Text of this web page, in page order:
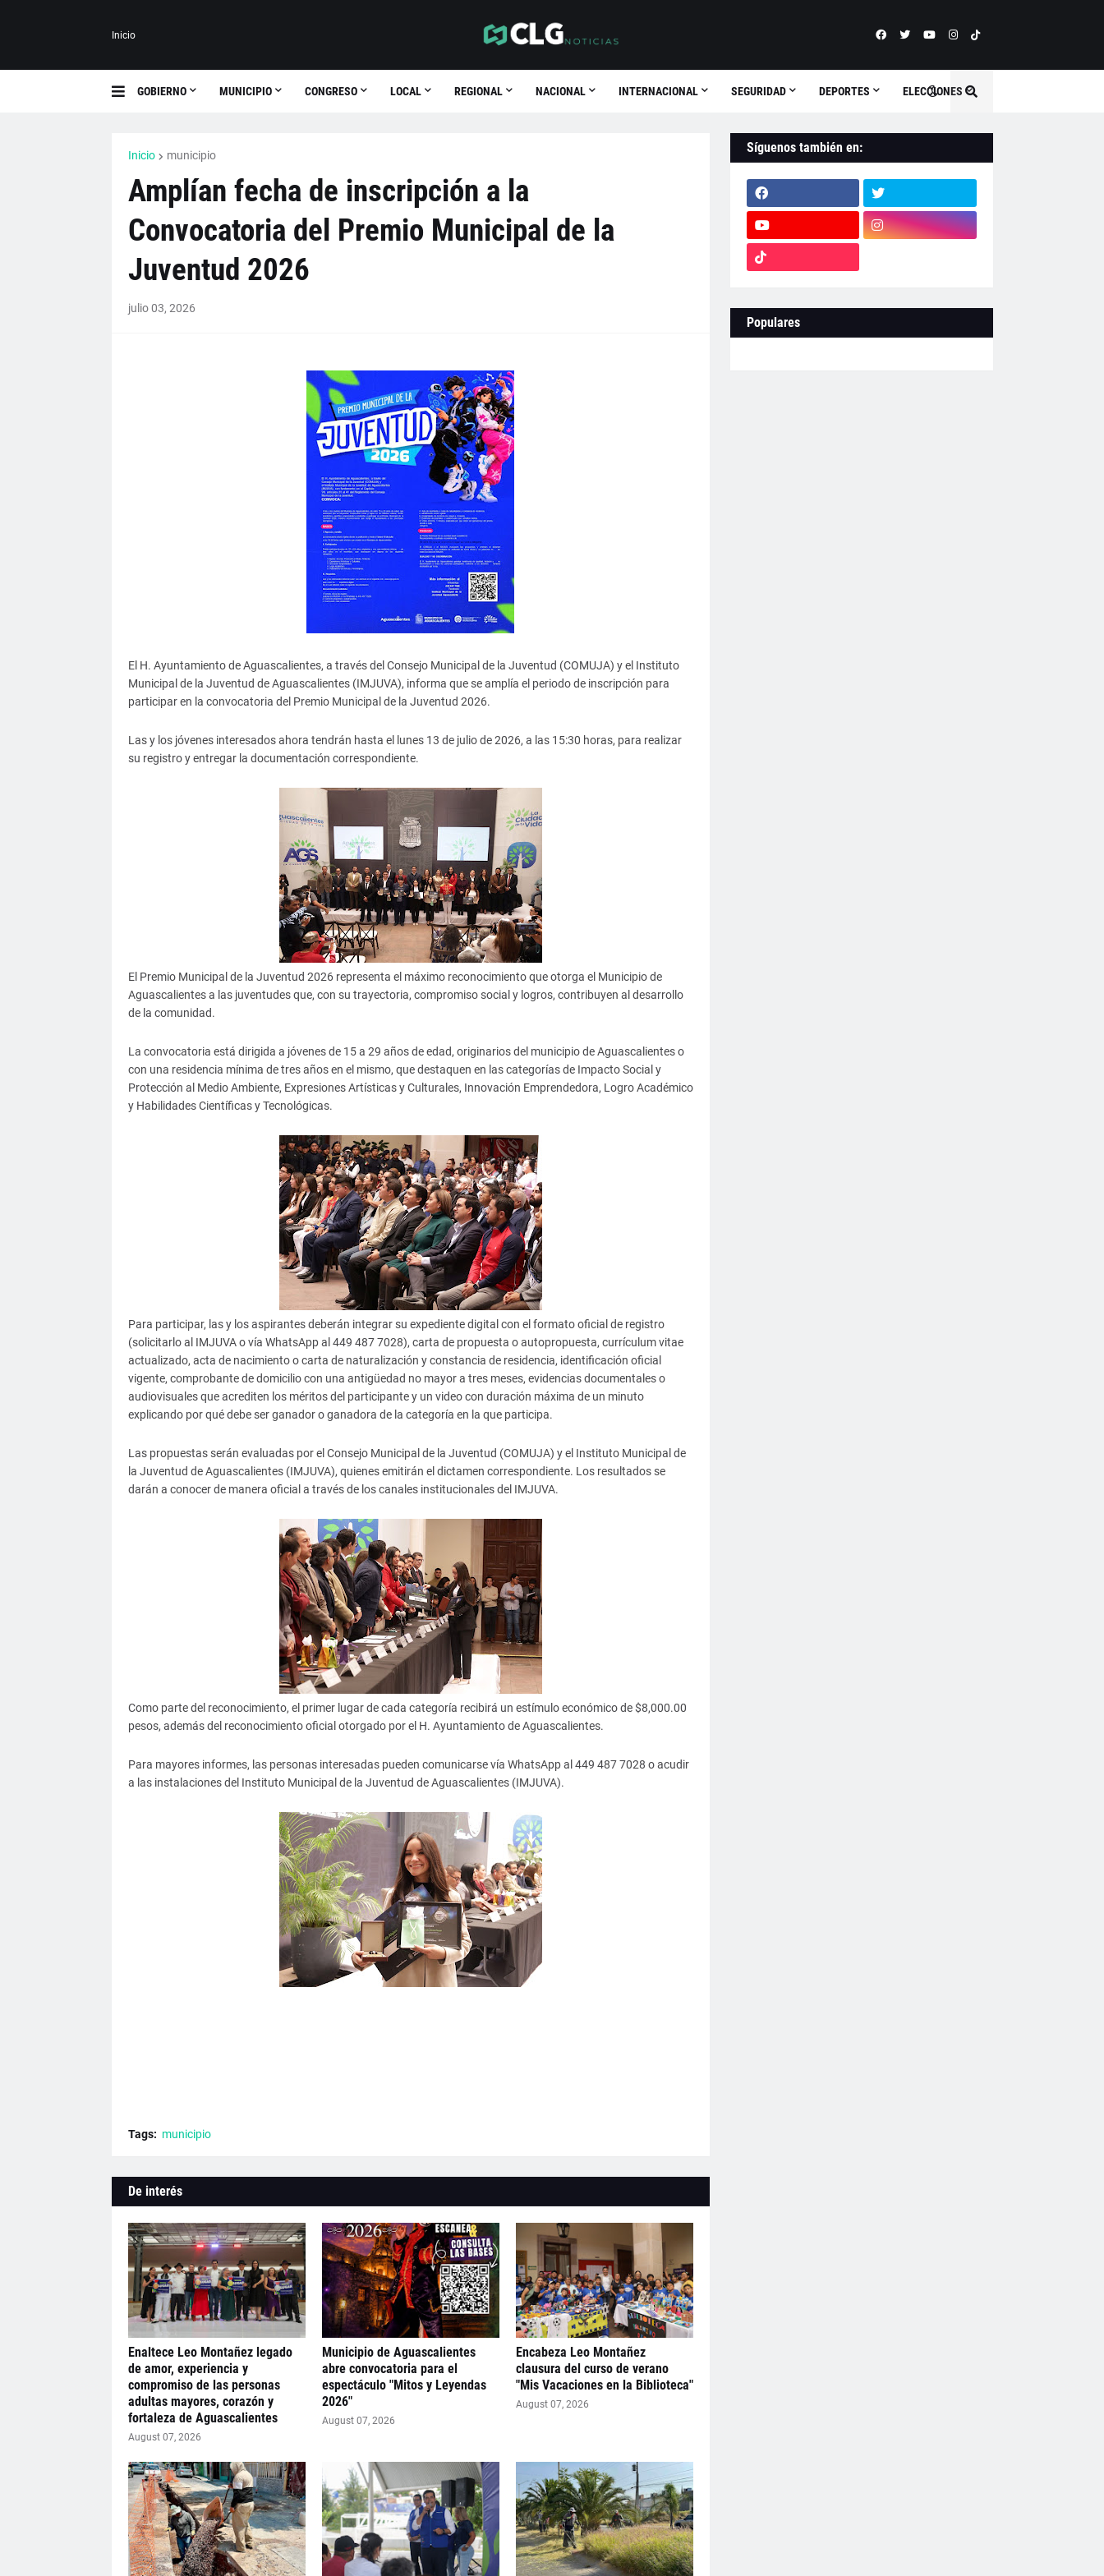
Inicio
GOBIERNO MUNICIPIO CONGRESO LOCAL REGIONAL NACIONAL INTERNACIONAL SEGURIDAD DEPORTES ELECCIONES
Inicio municipio
Amplían fecha de inscripción a la
Convocatoria del Premio Municipal de la
Juventud 2026
julio 03, 2026
El H. Ayuntamiento de Aguascalientes, a través del Consejo Municipal de la Juventud (COMUJA) y el Instituto
Municipal de la Juventud de Aguascalientes (IMJUVA), informa que se amplía el periodo de inscripción para
participar en la convocatoria del Premio Municipal de la Juventud 2026.
Las y los jóvenes interesados ahora tendrán hasta el lunes 13 de julio de 2026, a las 15:30 horas, para realizar
su registro y entregar la documentación correspondiente.
El Premio Municipal de la Juventud 2026 representa el máximo reconocimiento que otorga el Municipio de
Aguascalientes a las juventudes que, con su trayectoria, compromiso social y logros, contribuyen al desarrollo
de la comunidad.
La convocatoria está dirigida a jóvenes de 15 a 29 años de edad, originarios del municipio de Aguascalientes o
con una residencia mínima de tres años en el mismo, que destaquen en las categorías de Impacto Social y
Protección al Medio Ambiente, Expresiones Artísticas y Culturales, Innovación Emprendedora, Logro Académico
y Habilidades Científicas y Tecnológicas.
Para participar, las y los aspirantes deberán integrar su expediente digital con el formato oficial de registro
(solicitarlo al IMJUVA o vía WhatsApp al 449 487 7028), carta de propuesta o autopropuesta, currículum vitae
actualizado, acta de nacimiento o carta de naturalización y constancia de residencia, identificación oficial
vigente, comprobante de domicilio con una antigüedad no mayor a tres meses, evidencias documentales o
audiovisuales que acrediten los méritos del participante y un video con duración máxima de un minuto
explicando por qué debe ser ganador o ganadora de la categoría en la que participa.
Las propuestas serán evaluadas por el Consejo Municipal de la Juventud (COMUJA) y el Instituto Municipal de
la Juventud de Aguascalientes (IMJUVA), quienes emitirán el dictamen correspondiente. Los resultados se
darán a conocer de manera oficial a través de los canales institucionales del IMJUVA.
Como parte del reconocimiento, el primer lugar de cada categoría recibirá un estímulo económico de $8,000.00
pesos, además del reconocimiento oficial otorgado por el H. Ayuntamiento de Aguascalientes.
Para mayores informes, las personas interesadas pueden comunicarse vía WhatsApp al 449 487 7028 o acudir
a las instalaciones del Instituto Municipal de la Juventud de Aguascalientes (IMJUVA).
Tags: municipio
De interés
Enaltece Leo Montañez legado
de amor, experiencia y
compromiso de las personas
adultas mayores, corazón y
fortaleza de Aguascalientes
August 07, 2026
Municipio de Aguascalientes
abre convocatoria para el
espectáculo "Mitos y Leyendas
2026"
August 07, 2026
Encabeza Leo Montañez
clausura del curso de verano
"Mis Vacaciones en la Biblioteca"
August 07, 2026
Síguenos también en:
Populares